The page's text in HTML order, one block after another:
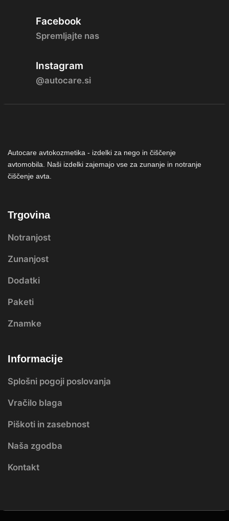
Facebook
Spremljajte nas
Instagram
@autocare.si
Autocare avtokozmetika - izdelki za nego in čiščenje
avtomobila. Naši izdelki zajemajo vse za zunanje in notranje
čiščenje avta.
Trgovina
Notranjost
Zunanjost
Dodatki
Paketi
Znamke
Informacije
Splošni pogoji poslovanja
Vračilo blaga
Piškoti in zasebnost
Naša zgodba
Kontakt